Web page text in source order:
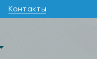
Контакты